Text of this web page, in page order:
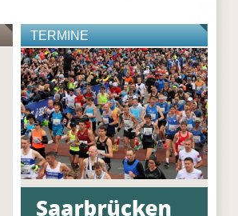
TERMINE